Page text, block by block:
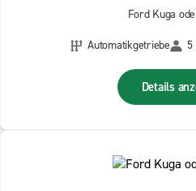
Ford Kuga
Automatikgetriebe
Details